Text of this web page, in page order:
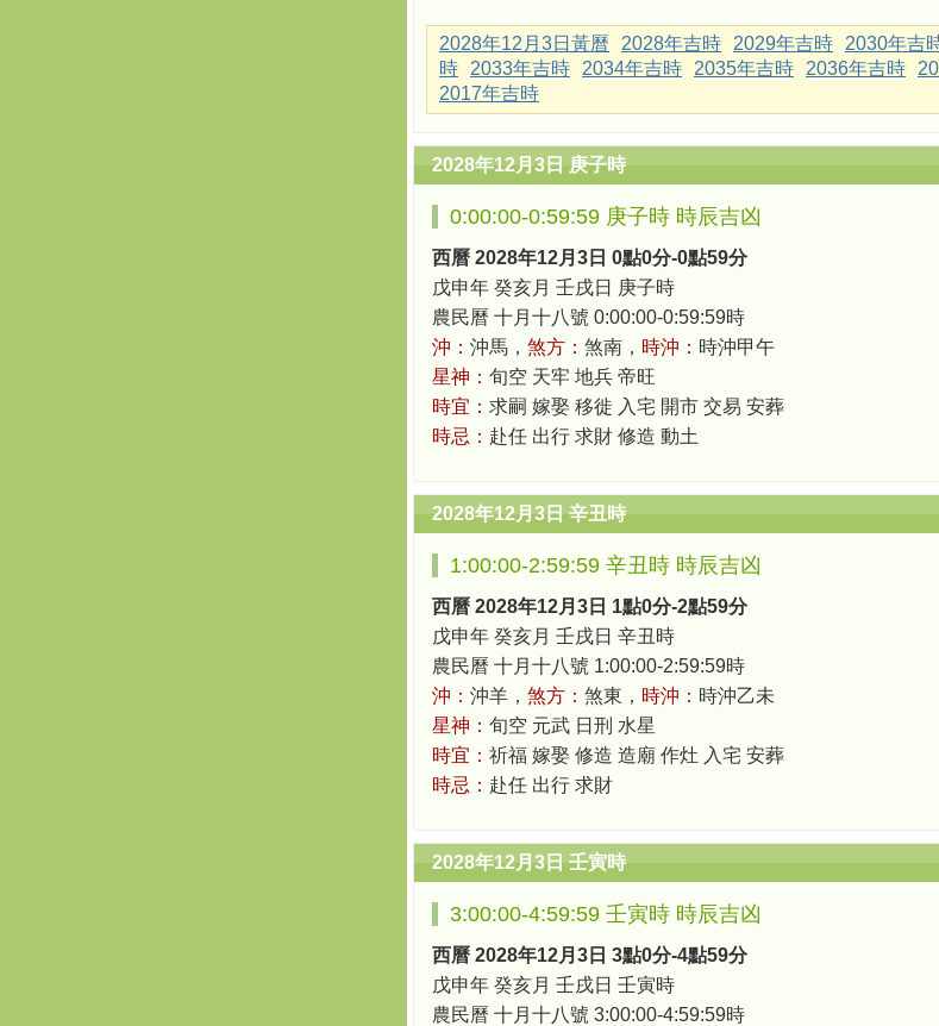
2028年12月3日黃曆 2028年吉時 2029年吉時 2030年吉
時
2033年吉時 2034年吉時 2035年吉時 2036年吉時
2017年吉時
2028年12月3日 庚子時
0:00:00-0:59:59 庚子時 時辰吉凶
西曆 2028年12月3日 0點0分-0點59分
戊申年 癸亥月 壬戌日 庚子時
農民曆 十月十八號 0:00:00-0:59:59時
沖： 沖馬， 煞方： 煞南， 時沖： 時沖甲午
星神： 旬空 天牢 地兵 帝旺
時宜： 求嗣 嫁娶 移徙 入宅 開市 交易 安葬
時忌： 赴任 出行 求財 修造 動土
2028年12月3日 辛丑時
1:00:00-2:59:59 辛丑時 時辰吉凶
西曆 2028年12月3日 1點0分-2點59分
戊申年 癸亥月 壬戌日 辛丑時
農民曆 十月十八號 1:00:00-2:59:59時
沖： 沖羊， 煞方： 煞東， 時沖： 時沖乙未
星神： 旬空 元武 日刑 水星
時宜： 祈福 嫁娶 修造 造廟 作灶 入宅 安葬
時忌： 赴任 出行 求財
2028年12月3日 壬寅時
3:00:00-4:59:59 壬寅時 時辰吉凶
西曆 2028年12月3日 3點0分-4點59分
戊申年 癸亥月 壬戌日 壬寅時
農民曆 十月十八號 3:00:00-4:59:59時